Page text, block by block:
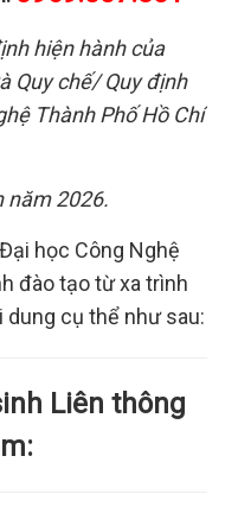
hiện hành của
Quy chế/ Quy định
Thành Phố Hồ Chí
năm 2026.
học Công Nghệ
đào tạo từ xa trình
cụ thể như sau:
Liên thông